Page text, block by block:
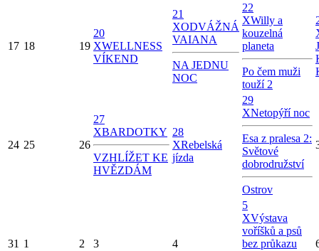
17 18 19
20
XWELLNESS
VÍKEND
21
XODVÁŽNÁ
VAIANA
NA JEDNU
NOC
22
XWilly a
kouzelná
planeta
Po čem muži
touží 2
24 25 26
27
XBARDOTKY
VZHLÍŽET KE
HVĚZDÁM
28
XRebelská
jízda
29
XNetopýří noc
Esa z pralesa 2:
Světové
dobrodružství
Ostrov
31 1 2 3 4
5
XVýstava
voříšků a psů
bez průkazu